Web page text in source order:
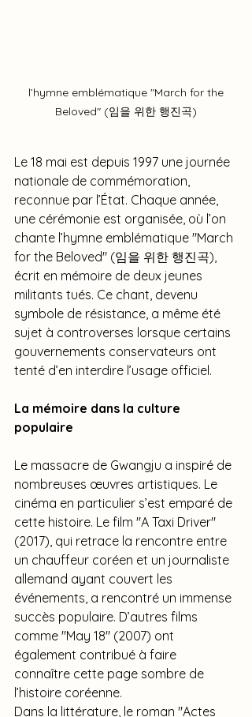
l’hymne emblématique "March for the
Beloved" (임을 위한 행진곡)
Le 18 mai est depuis 1997 une journée
nationale de commémoration,
reconnue par l’État. Chaque année,
une cérémonie est organisée, où l’on
chante l’hymne emblématique "March
for the Beloved" (임을 위한 행진곡),
écrit en mémoire de deux jeunes
militants tués. Ce chant, devenu
symbole de résistance, a même été
sujet à controverses lorsque certains
gouvernements conservateurs ont
tenté d’en interdire l’usage officiel.
La mémoire dans la culture
populaire
Le massacre de Gwangju a inspiré de
nombreuses œuvres artistiques. Le
cinéma en particulier s’est emparé de
cette histoire. Le film "A Taxi Driver"
(2017), qui retrace la rencontre entre
un chauffeur coréen et un journaliste
allemand ayant couvert les
événements, a rencontré un immense
succès populaire. D’autres films
comme "May 18" (2007) ont
également contribué à faire
connaître cette page sombre de
l’histoire coréenne.
Dans la littérature, le roman "Actes